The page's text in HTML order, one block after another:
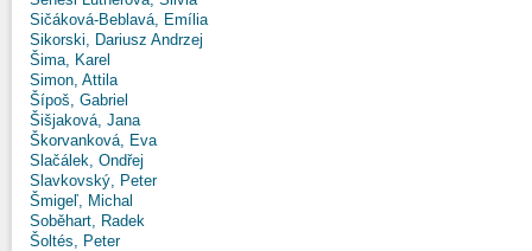
Sičáková-Beblavá, Emília
Sikorski, Dariusz Andrzej
Šima, Karel
Simon, Attila
Šípoš, Gabriel
Šišjaková, Jana
Škorvanková, Eva
Slačálek, Ondřej
Slavkovský, Peter
Šmigeľ, Michal
Soběhart, Radek
Šoltés, Peter